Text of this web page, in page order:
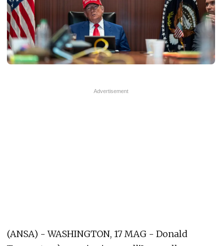
(ANSA) - WASHINGTON, 17 MAG - Donald